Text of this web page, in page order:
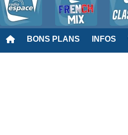
BONS PLANS INFOS